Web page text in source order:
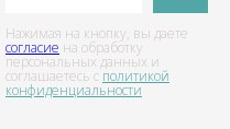
Нажимая на кнопку, вы даете
согласие на обработку
персональных данных и
соглашаетесь c политикой
конфиденциальности